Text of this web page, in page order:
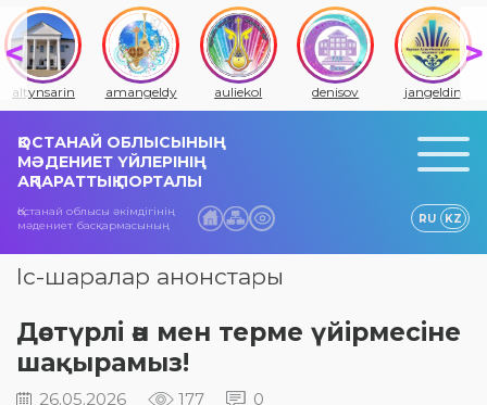
altynsarin amangeldy auliekol denisov jangeldin
ҚОСТАНАЙ ОБЛЫСЫНЫҢ
МӘДЕНИЕТ ҮЙЛЕРІНІҢ
АҚПАРАТТЫҚ ПОРТАЛЫ
Қостанай облысы әкімдігінің
мәдениет басқармасының
RU KZ
Іс-шаралар анонстары
Дәстүрлі ән мен терме үйірмесіне
шақырамыз!
26.05.2026 177 0